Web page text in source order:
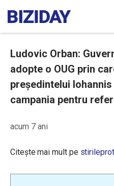
Ludovic Orban:
adopte o OUG prin
președintelui
campania pentru
acum 7 ani
Citește mai mult pe